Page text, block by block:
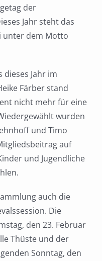
der
Jahr steht das
unter dem Motto
dieses Jahr im
Färber stand
nicht mehr für eine
wurden
und Timo
auf
und Jugendliche
auch die
Die
den 23. Februar
Thüste und der
Sonntag, den